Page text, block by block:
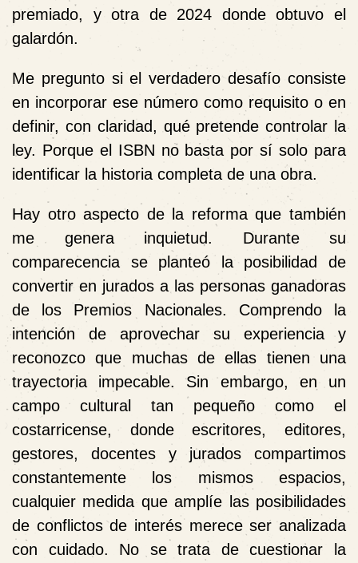
premiado, y otra de 2024 donde obtuvo el
galardón.
Me pregunto si el verdadero desafío consiste
en incorporar ese número como requisito o en
definir, con claridad, qué pretende controlar la
ley. Porque el ISBN no basta por sí solo para
identificar la historia completa de una obra.
Hay otro aspecto de la reforma que también
me genera inquietud. Durante su
comparecencia se planteó la posibilidad de
convertir en jurados a las personas ganadoras
de los Premios Nacionales. Comprendo la
intención de aprovechar su experiencia y
reconozco que muchas de ellas tienen una
trayectoria impecable. Sin embargo, en un
campo cultural tan pequeño como el
costarricense, donde escritores, editores,
gestores, docentes y jurados compartimos
constantemente los mismos espacios,
cualquier medida que amplíe las posibilidades
de conflictos de interés merece ser analizada
con cuidado. No se trata de cuestionar la